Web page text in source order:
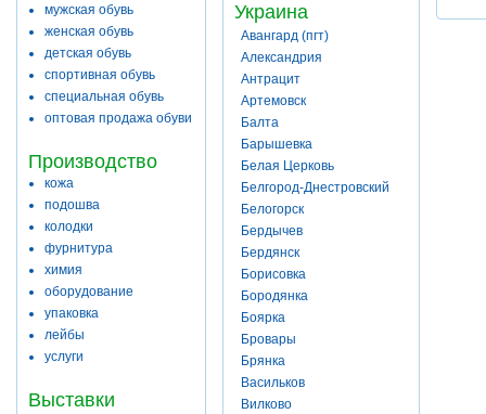
мужская обувь
женская обувь
детская обувь
спортивная обувь
специальная обувь
оптовая продажа обуви
Производство
кожа
подошва
колодки
фурнитура
химия
оборудование
упаковка
лейбы
услуги
Выставки
Украина
Авангард (пгт)
Александрия
Антрацит
Артемовск
Балта
Барышевка
Белая Церковь
Белгород-Днестровский
Белогорск
Бердычев
Бердянск
Борисовка
Бородянка
Боярка
Бровары
Брянка
Васильков
Вилково